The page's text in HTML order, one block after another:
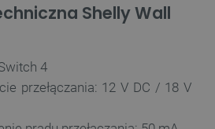
Shelly Wall
4
przełączania: 12 V DC / 18 V